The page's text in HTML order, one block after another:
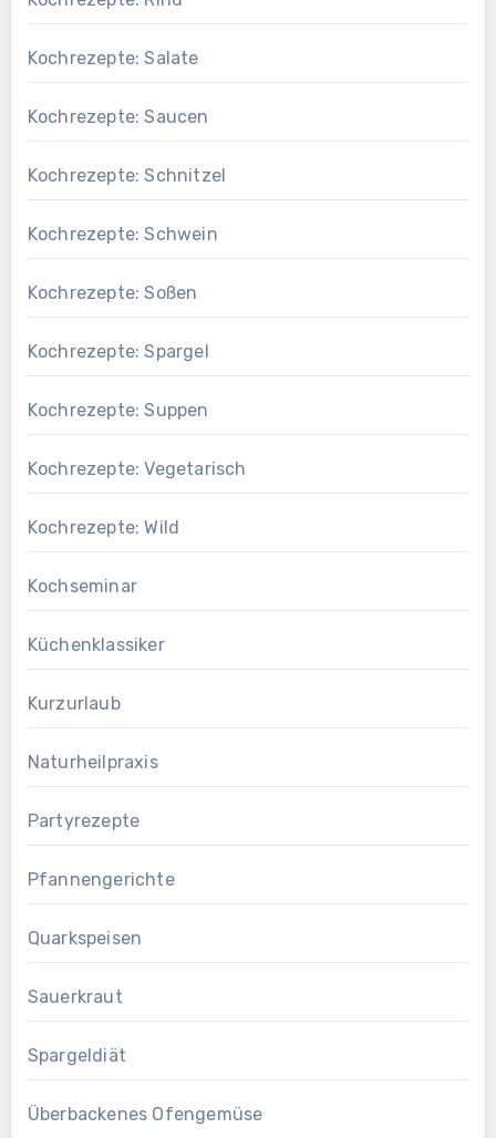
Kochrezepte: Salate
Kochrezepte: Saucen
Kochrezepte: Schnitzel
Kochrezepte: Schwein
Kochrezepte: Soßen
Kochrezepte: Spargel
Kochrezepte: Suppen
Kochrezepte: Vegetarisch
Kochrezepte: Wild
Kochseminar
Küchenklassiker
Kurzurlaub
Naturheilpraxis
Partyrezepte
Pfannengerichte
Quarkspeisen
Sauerkraut
Spargeldiät
Überbackenes Ofengemüse